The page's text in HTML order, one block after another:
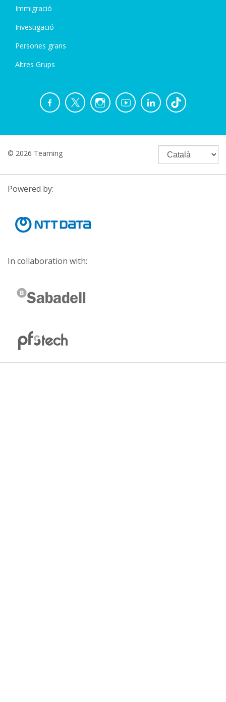
Immigració
Investigació
Persones grans
Altres Grups
© 2026 Teaming
Powered by:
In collaboration with: